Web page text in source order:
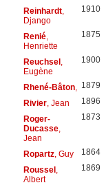
Reinhardt,
Django
1910
Renié,
Henriette
1875
Reuchsel,
Eugène
1900
Rhené-Bâton, 1879
Rivier, Jean 1896
Roger-
Ducasse,
Jean
1873
Ropartz, Guy 1864
Roussel,
Albert
1869